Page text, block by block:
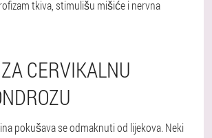
tkiva, stimulišu mišiće i nervna
CERVIKALNU
pokušava se odmaknuti od lijekova. Neki